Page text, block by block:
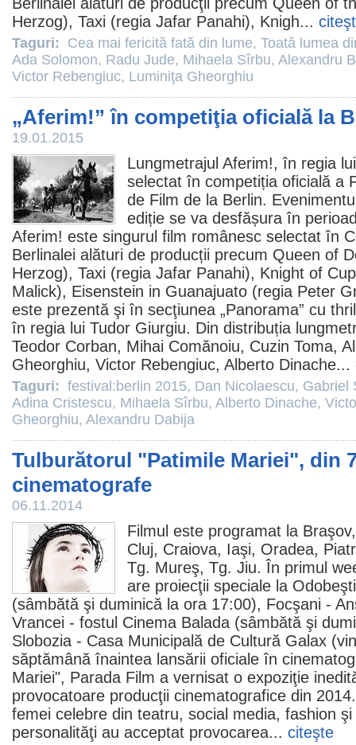
Herzog), Taxi (regia Jafar Panahi), Knigh...
Taguri: Cea mai fericită fată din lume, Toată lumea
Ada Solomon, Radu Jude, Mihaela Sîrbu, Alexandru
Victor Rebengiuc, Luminiţa Gheorghiu
„Aferim!” în competiţia oficială la
19.01.2015
Lungmetrajul Aferim!, în regia
selectat în competiția oficială a
de Film de la Berlin.
ediție se va desfășura în
Aferim! este singurul film românesc selectat în
Berlinalei alături de producții precum Queen of
Herzog), Taxi (regia Jafar Panahi), Knight of
Malick), Eisenstein in Guanajuato (regia Peter
este prezentă şi în secţiunea „Panorama” cu
în regia lui Tudor Giurgiu. Din distribuția
Teodor Corban, Mihai Comănoiu, Cuzin Toma,
Gheorghiu, Victor Rebengiuc, Alberto Dinache...
Taguri: festival:berlin 2015, Dan Nicolaescu, Gabriel
Adina Cristescu, Mihaela Sîrbu, Alberto Dinache,
Gheorghiu, Alexandru Dabija
Tulburătorul "Patimile Mariei", din
cinematografe
06.11.2014
Filmul este programat la
Cluj, Craiova, Iaşi, Oradea,
Tg. Mureş, Tg. Jiu. În primul
are proiecţii speciale la
(sâmbătă şi duminică la ora 17:00), Focşani -
Vrancei - fostul Cinema Balada (sâmbătă şi
Slobozia - Casa Municipală de Cultură Galax
săptămână înaintea lansării oficiale în
Mariei", Parada Film a vernisat o expoziţie
provocatoare producţii cinematografice din
femei celebre din teatru, social media, fashion
personalităţi au acceptat provocarea... citeşte